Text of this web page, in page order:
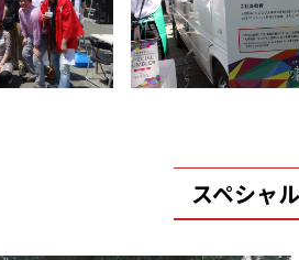
スペシャ